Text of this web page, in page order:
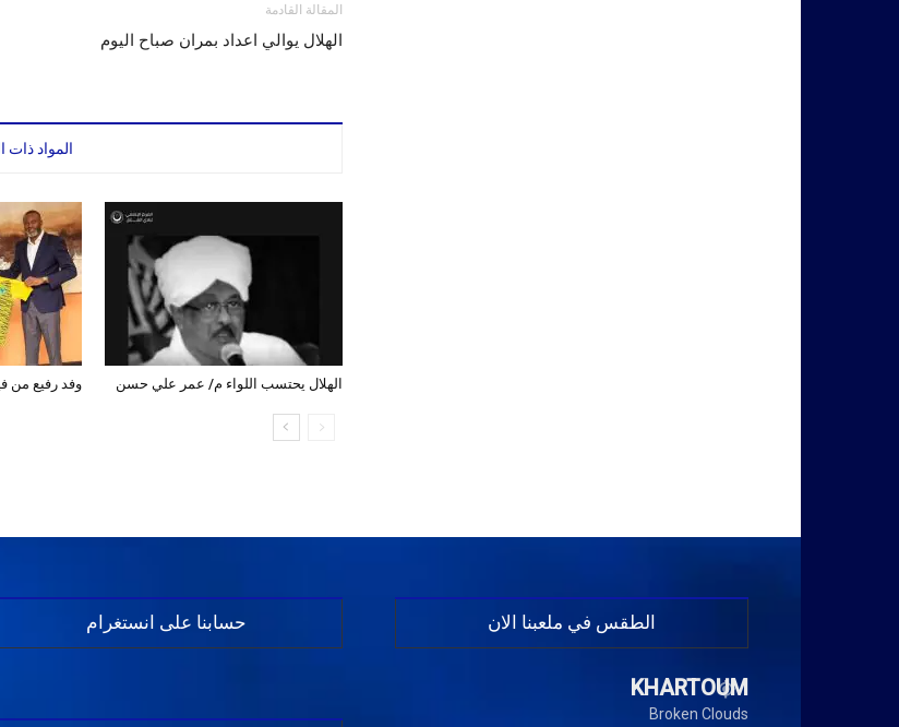
المقالة القادمة
الهلال يوالي اعداد بمران صباح اليوم
المواد ذات
وفد رفيع من الهلال يحتسب اللواء م/ عمر علي حسن
حسابنا على انستغرام الطقس في ملعبنا الان
KHARTOUM
Broken Clouds